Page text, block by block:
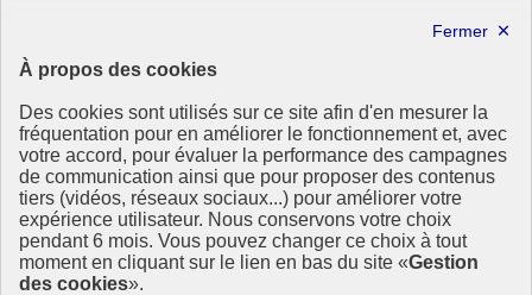
À propos des cookies
Des cookies sont utilisés sur ce site afin d'en mesurer la
fréquentation pour en améliorer le fonctionnement et, avec
votre accord, pour évaluer la performance des campagnes
de communication ainsi que pour proposer des contenus
tiers (vidéos, réseaux sociaux...) pour améliorer votre
expérience utilisateur. Nous conservons votre choix
pendant 6 mois. Vous pouvez changer ce choix à tout
moment en cliquant sur le lien en bas du site «Gestion
des cookies».
Ressources
Ressources
La Méth’ODD
Gouvernement
Ce site propose l’information de référence concernant l’Agenda
2030 et la feuille de route de la France. Il valorise la mobilisation de
tous les acteurs.